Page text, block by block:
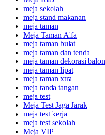
meja sekolah
meja stand makanan
meja taman
Meja Taman Alfa
meja taman bulat
meja taman dan tenda
meja taman dekorasi balon
meja taman lipat
meja taman xtra
meja tanda tangan
meja test
Meja Test Jaga Jarak
meja test kerja
meja test sekolah
Meja VIP